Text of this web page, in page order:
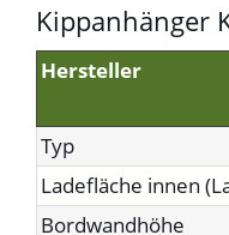
Kippanhänger
Hersteller
Typ
Ladefläche
Bordwandhöhe